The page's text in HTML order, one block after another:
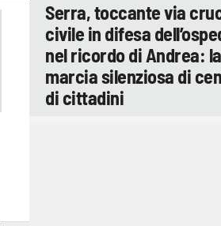
Serra, toccante via
civile in difesa
nel ricordo di Andrea: la
marcia silenziosa di
di cittadini
lacplay.it
lactv.it
laconair.it
lacitymag.it
ilreggino.it